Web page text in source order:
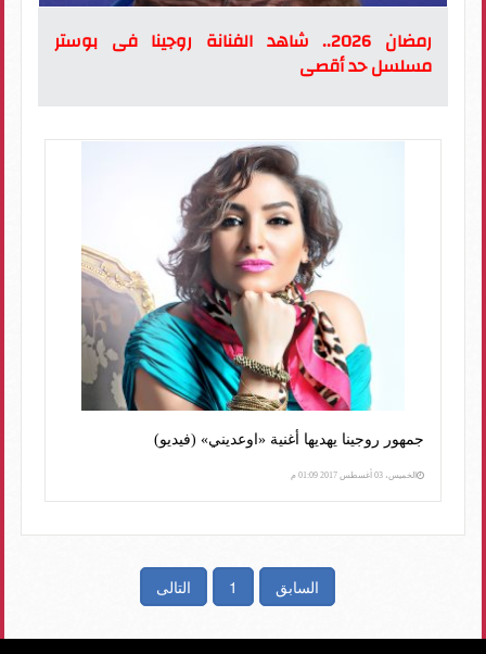
رمضان 2026.. شاهد الفنانة روجينا فى بوستر
مسلسل حد أقصى
جمهور روجينا يهديها أغنية «اوعديني» (فيديو)
الخميس، 03 أغسطس 2017 01:09 م
السابق 1 التالى